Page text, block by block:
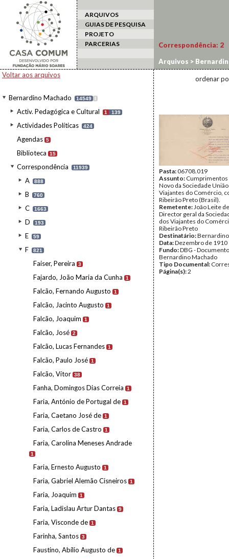
ARQUIVOS
GUIAS DE PESQUISA
PROJETO
PARCERIAS
Voltar aos arquivos
Bernardino Machado 14549 I
Activ. Pedagógica e Cultural 1 139
Actividades Políticas 424
Agendas 5
Biblioteca 15
Correspondência 11939
A 888
B 760
C 1663
D 193
E 59
F 821
Faiser, Pereira 3
Fajardo, João Maria da Cunha 1
Falcão, Fernando Augusto 1
Falcão, Jacinto Augusto 1
Falcão, Joaquim 1
Falcão, José 2
Falcão, Lucas Fernandes 1
Falcão, Paulo José 1
Falcão, Vítor 38
Fanha, Domingos Dias Correia 1
Faria, António de Portugal de 1
Faria, Caetano José de 1
Faria, Carlos de Castro 1
Faria, Carolina Meneses Andrade
1
Faria, Ernesto Augusto 1
Faria, Gabriel Alemão Cisneiros 1
Faria, Joaquim 1
Faria, Ladislau Artur Dantas 9
Faria, Visconde de 1
Farinha, Santos 3
Faustino, Abílio Augusto de 1
Correspondência: 2
Arquivos >
ordenar
Pasta:06708.019
Assunto: Cumprimentos
Novo da Sociedade
Viajantes do Comércio,
Ribeirão Preto (Brasil).
Remetente:João Leite
Director geral da
dos Viajantes do
Ribeirão Preto
Destinatário:
Data:Dezembro de 1910
Fundo:DBG -
Bernardino Machado
Tipo Documental:
Página(s):2